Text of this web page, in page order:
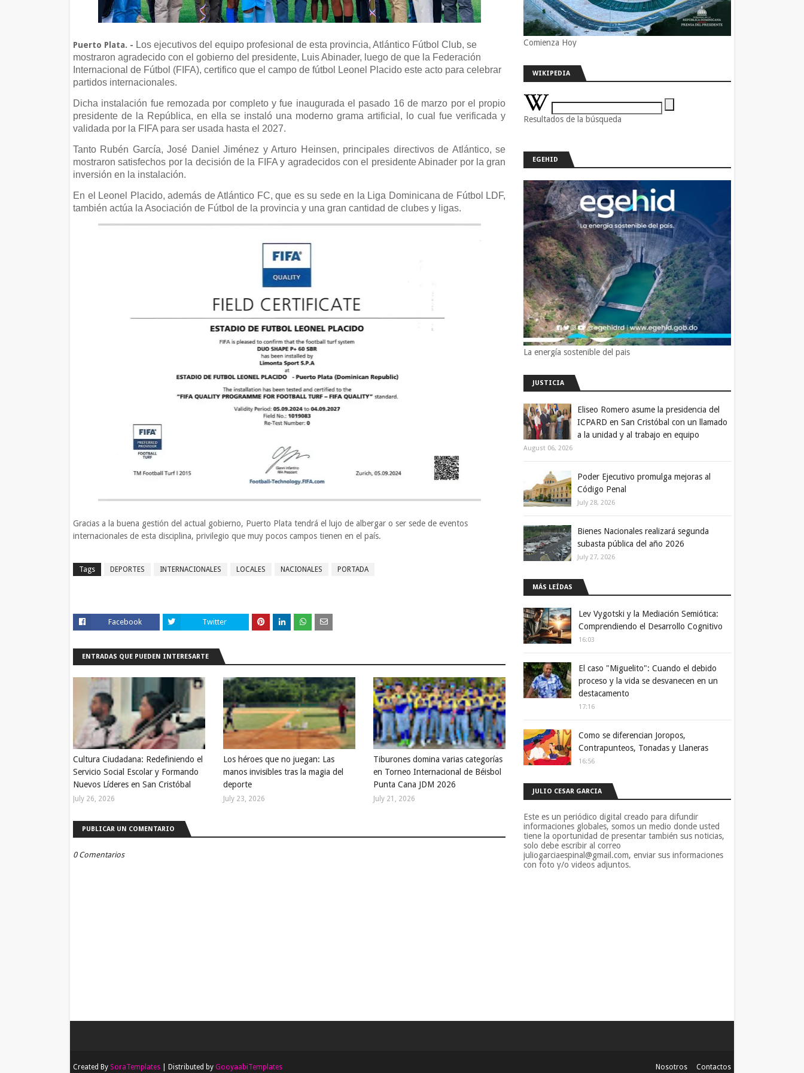
Puerto Plata. - Los ejecutivos del equipo profesional de esta provincia, Atlántico Fútbol Club, se
mostraron agradecido con el gobierno del presidente, Luis Abinader, luego de que la Federación
Internacional de Fútbol (FIFA), certifico que el campo de fútbol Leonel Placido este acto para celebrar
partidos internacionales.
Dicha instalación fue remozada por completo y fue inaugurada el pasado 16 de marzo por el propio
presidente de la República, en ella se instaló una moderno grama artificial, lo cual fue verificada y
validada por la FIFA para ser usada hasta el 2027.
Tanto Rubén García, José Daniel Jiménez y Arturo Heinsen, principales directivos de Atlántico, se
mostraron satisfechos por la decisión de la FIFA y agradecidos con el presidente Abinader por la gran
inversión en la instalación.
En el Leonel Placido, además de Atlántico FC, que es su sede en la Liga Dominicana de Fútbol LDF,
también actúa la Asociación de Fútbol de la provincia y una gran cantidad de clubes y ligas.
Gracias a la buena gestión del actual gobierno, Puerto Plata tendrá el lujo de albergar o ser sede de eventos
internacionales de esta disciplina, privilegio que muy pocos campos tienen en el país.
Tags DEPORTES INTERNACIONALES LOCALES NACIONALES PORTADA
Facebook Twitter
ENTRADAS QUE PUEDEN INTERESARTE
Cultura Ciudadana: Redefiniendo el
Servicio Social Escolar y Formando
Nuevos Líderes en San Cristóbal
July 26, 2026
Los héroes que no juegan: Las
manos invisibles tras la magia del
deporte
July 23, 2026
Tiburones domina varias categorías
en Torneo Internacional de Béisbol
Punta Cana JDM 2026
July 21, 2026
PUBLICAR UN COMENTARIO
0 Comentarios
Comienza Hoy
WIKIPEDIA
Resultados de la búsqueda
EGEHID
La energía sostenible del pais
JUSTICIA
Eliseo Romero asume la presidencia del
ICPARD en San Cristóbal con un llamado
a la unidad y al trabajo en equipo
August 06, 2026
Poder Ejecutivo promulga mejoras al
Código Penal
July 28, 2026
Bienes Nacionales realizará segunda
subasta pública del año 2026
July 27, 2026
MÁS LEÍDAS
Lev Vygotski y la Mediación Semiótica:
Comprendiendo el Desarrollo Cognitivo
16:03
El caso "Miguelito": Cuando el debido
proceso y la vida se desvanecen en un
destacamento
17:16
Como se diferencian Joropos,
Contrapunteos, Tonadas y Llaneras
16:56
JULIO CESAR GARCIA
Este es un periódico digital creado para difundir
informaciones globales, somos un medio donde usted
tiene la oportunidad de presentar también sus noticias,
solo debe escribir al correo
juliogarciaespinal@gmail.com, enviar sus informaciones
con foto y/o videos adjuntos.
Nosotros Contactos
Created By SoraTemplates | Distributed by GooyaabiTemplates